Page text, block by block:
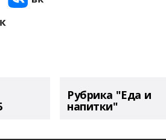
Рубрика "Еда и
напитки"